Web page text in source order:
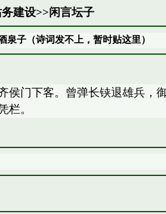
建设>>闲言坛子
泉子（诗词发不上，暂时贴这里）
侯门下客。曾弹长铗退雄兵，
栏。